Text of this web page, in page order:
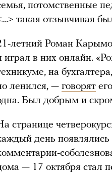
потомственные
такая отзывчивая
летний Роман
играл в них онлайн.
на
ленился, — говорят
Был добрым и
странице
день
— 17 октября стал